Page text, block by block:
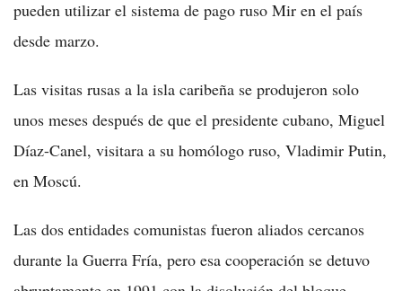
pueden utilizar el sistema de pago ruso Mir en el país
desde marzo.
Las visitas rusas a la isla caribeña se produjeron solo
unos meses después de que el presidente cubano, Miguel
Díaz-Canel, visitara a su homólogo ruso, Vladimir Putin,
en Moscú.
Las dos entidades comunistas fueron aliados cercanos
durante la Guerra Fría, pero esa cooperación se detuvo